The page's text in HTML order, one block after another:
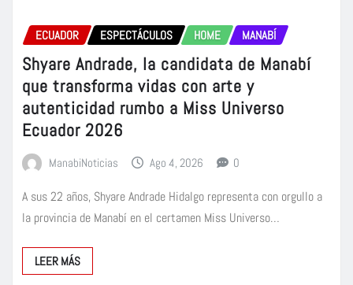
ECUADOR ESPECTÁCULOS HOME MANABÍ
Shyare Andrade, la candidata de Manabí
que transforma vidas con arte y
autenticidad rumbo a Miss Universo
Ecuador 2026
ManabiNoticias Ago 4, 2026 0
A sus 22 años, Shyare Andrade Hidalgo representa con orgullo a
la provincia de Manabí en el certamen Miss Universo…
LEER MÁS